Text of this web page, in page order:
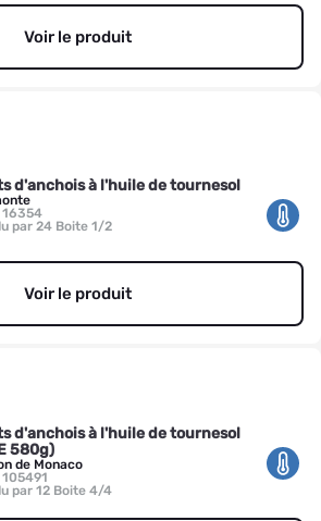
Voir le produit
d'anchois à l'huile de tournesol
16354
par 24 Boite 1/2
Voir le produit
d'anchois à l'huile de tournesol
580g)
de Monaco
105491
par 12 Boite 4/4